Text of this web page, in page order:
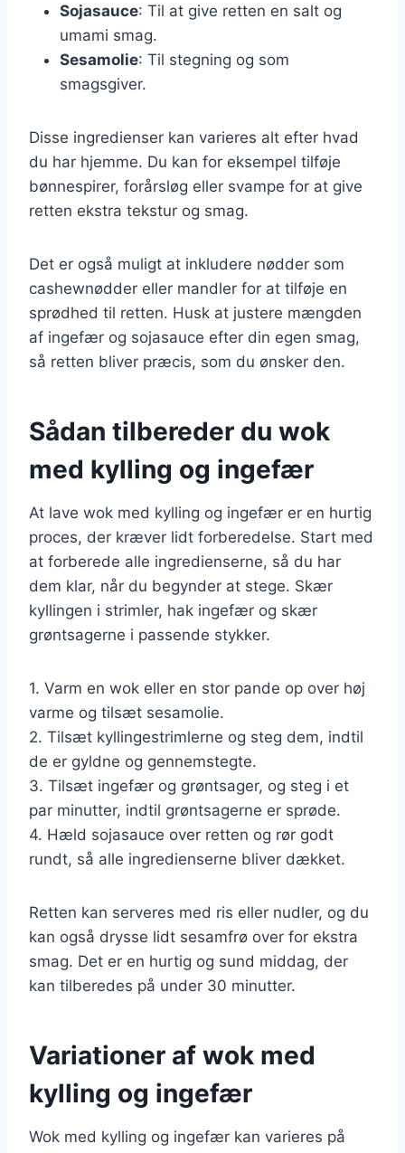
Sojasauce: Til at give retten en salt og
umami smag.
Sesamolie: Til stegning og som
smagsgiver.
Disse ingredienser kan varieres alt efter hvad
du har hjemme. Du kan for eksempel tilføje
bønnespirer, forårsløg eller svampe for at give
retten ekstra tekstur og smag.
Det er også muligt at inkludere nødder som
cashewnødder eller mandler for at tilføje en
sprødhed til retten. Husk at justere mængden
af ingefær og sojasauce efter din egen smag,
så retten bliver præcis, som du ønsker den.
Sådan tilbereder du wok
med kylling og ingefær
At lave wok med kylling og ingefær er en hurtig
proces, der kræver lidt forberedelse. Start med
at forberede alle ingredienserne, så du har
dem klar, når du begynder at stege. Skær
kyllingen i strimler, hak ingefær og skær
grøntsagerne i passende stykker.
1. Varm en wok eller en stor pande op over høj
varme og tilsæt sesamolie.
2. Tilsæt kyllingestrimlerne og steg dem, indtil
de er gyldne og gennemstegte.
3. Tilsæt ingefær og grøntsager, og steg i et
par minutter, indtil grøntsagerne er sprøde.
4. Hæld sojasauce over retten og rør godt
rundt, så alle ingredienserne bliver dækket.
Retten kan serveres med ris eller nudler, og du
kan også drysse lidt sesamfrø over for ekstra
smag. Det er en hurtig og sund middag, der
kan tilberedes på under 30 minutter.
Variationer af wok med
kylling og ingefær
Wok med kylling og ingefær kan varieres på